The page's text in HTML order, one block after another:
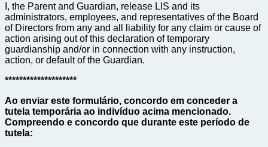
I, the Parent and Guardian, release LIS and its
administrators, employees, and representatives of the Board
of Directors from any and all liability for any claim or cause of
action arising out of this declaration of temporary
guardianship and/or in connection with any instruction,
action, or default of the Guardian.
********************
Ao enviar este formulário, concordo em conceder a
tutela temporária ao indivíduo acima mencionado.
Compreendo e concordo que durante este período de
tutela: